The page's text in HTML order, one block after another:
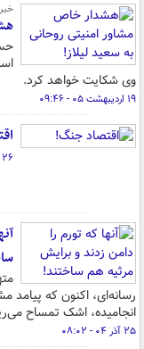
وی شکایت خواهد کرد.
۱۹ اردیبهشت ۰۵ - ۰۹:۴۶
۲۶ اسفند ۰۴ - ۰۹:۵۶
رسانه‌ای، اکنون که پیامد
انجامیده، اشک تمساح
۲۵ آذر ۰۴ - ۰۸:۰۲